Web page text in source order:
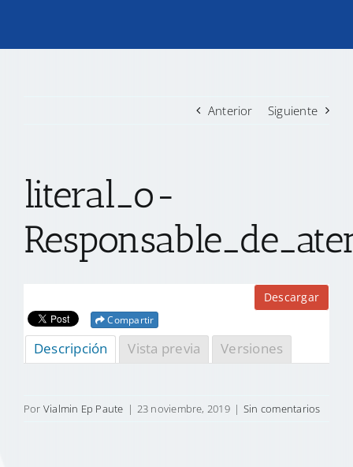
TRANSPARENCIA
CONTACTO
Anterior Siguiente
literal_o-
Descargar
Compartir
Descripción Vista previa Versiones
Por Vialmin Ep Paute | 23 noviembre, 2019 | Sin comentarios